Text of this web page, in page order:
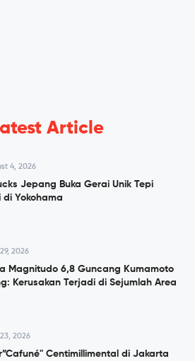
Article
4, 2026
Jepang Buka Gerai Unik Tepi
di Yokohama
2026
Magnitudo 6,8 Guncang Kumamoto
Kerusakan Terjadi di Sejumlah Area
2026
Centimillimental di Jakarta